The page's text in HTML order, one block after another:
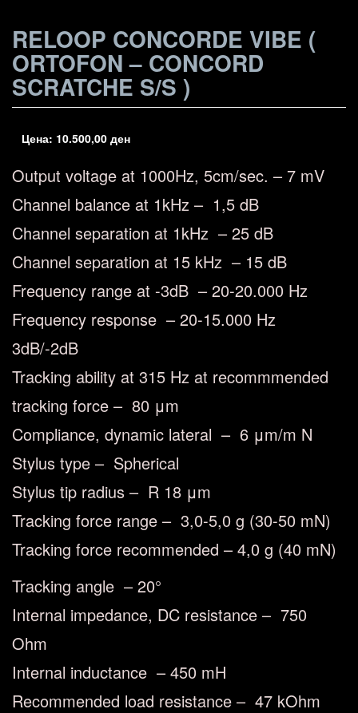
RELOOP CONCORDE VIBE (
ORTOFON – CONCORD
SCRATCHE S/S )
Цена: 10.500,00 ден
Output voltage at 1000Hz, 5cm/sec. – 7 mV
Channel balance at 1kHz – 1,5 dB
Channel separation at 1kHz – 25 dB
Channel separation at 15 kHz – 15 dB
Frequency range at -3dB – 20-20.000 Hz
Frequency response – 20-15.000 Hz
3dB/-2dB
Tracking ability at 315 Hz at recommmended
tracking force – 80 μm
Compliance, dynamic lateral – 6 μm/m N
Stylus type – Spherical
Stylus tip radius – R 18 μm
Tracking force range – 3,0-5,0 g (30-50 mN)
Tracking force recommended – 4,0 g (40 mN)
Tracking angle – 20°
Internal impedance, DC resistance – 750
Ohm
Internal inductance – 450 mH
Recommended load resistance – 47 kOhm